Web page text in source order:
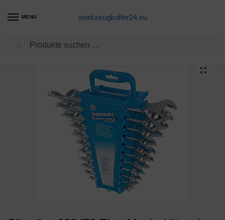
MENU werkzeugkoffer24.eu
Schraubenschlüssel Produkte